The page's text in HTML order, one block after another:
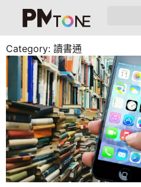
Category: 讀書通